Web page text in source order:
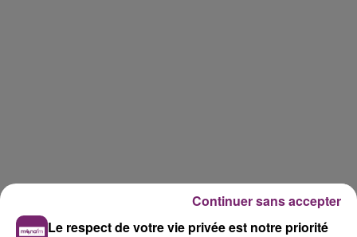
Le respect de votre vie privée est notre priorité
Continuer sans accepter